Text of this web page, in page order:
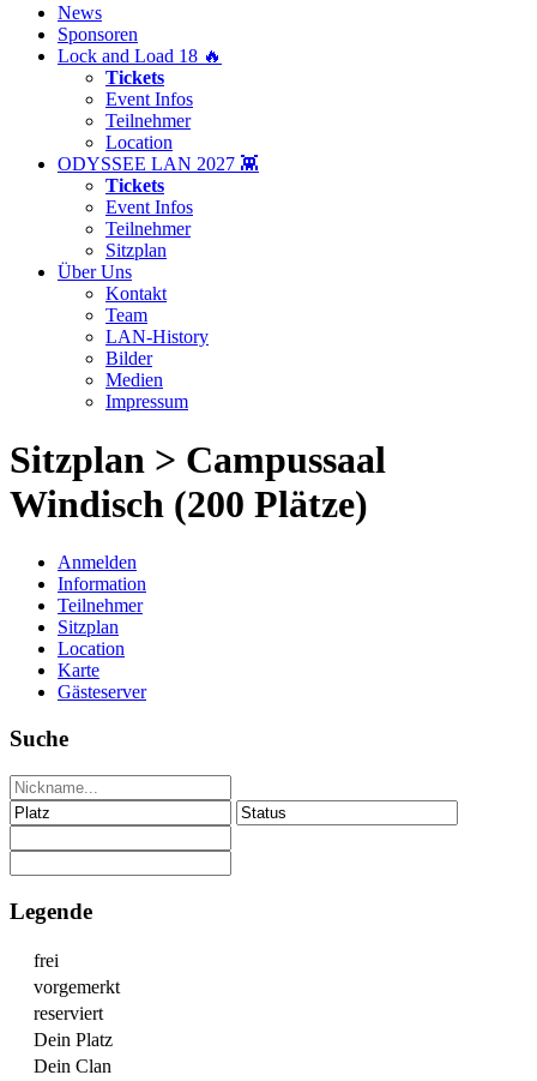
News
Sponsoren
Lock and Load 18 🔥
Tickets
Event Infos
Teilnehmer
Location
ODYSSEE LAN 2027 👾
Tickets
Event Infos
Teilnehmer
Sitzplan
Über Uns
Kontakt
Team
LAN-History
Bilder
Medien
Impressum
Sitzplan > Campussaal
Windisch (200 Plätze)
Anmelden
Information
Teilnehmer
Sitzplan
Location
Karte
Gästeserver
Suche
Legende
frei
vorgemerkt
reserviert
Dein Platz
Dein Clan